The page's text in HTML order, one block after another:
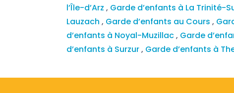
l’Île-d’Arz, Garde d’enfants à La Trinité-
Lauzach, Garde d’enfants au Cours,
d’enfants à Noyal-Muzillac, Garde
d’enfants à Surzur, Garde d’enfants à